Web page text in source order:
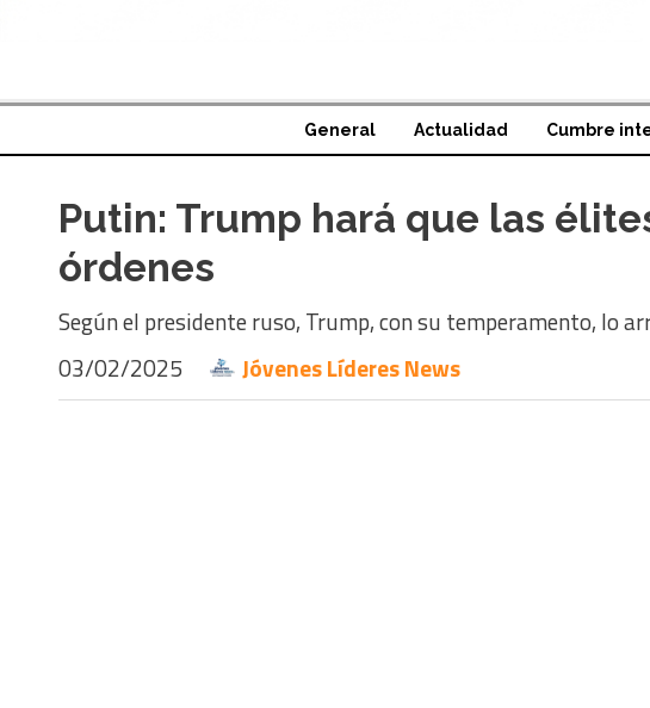
General Actualidad Cumbre
Putin: Trump hará que las
órdenes
Según el presidente ruso, Trump, con su temperamento, lo
03/02/2025
Jóvenes Líderes News